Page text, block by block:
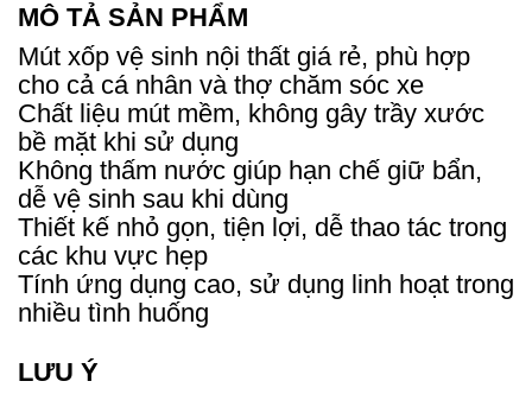
MÔ TẢ SẢN PHẨM
Mút xốp vệ sinh nội thất giá rẻ, phù hợp
cho cả cá nhân và thợ chăm sóc xe
Chất liệu mút mềm, không gây trầy xước
bề mặt khi sử dụng
Không thấm nước giúp hạn chế giữ bẩn,
dễ vệ sinh sau khi dùng
Thiết kế nhỏ gọn, tiện lợi, dễ thao tác trong
các khu vực hẹp
Tính ứng dụng cao, sử dụng linh hoạt trong
nhiều tình huống
LƯU Ý